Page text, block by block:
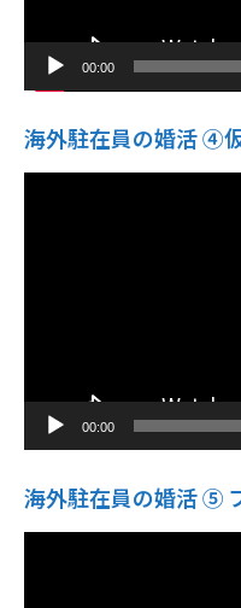
00:00
海外駐在員の婚活 ④
動
00:00
海外駐在員の婚活 ⑤
動